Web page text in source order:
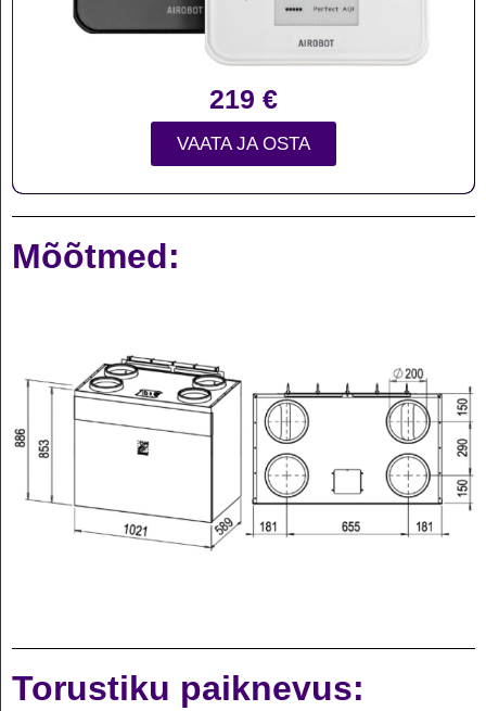
219 €
VAATA JA OSTA
Mõõtmed:
Torustiku paiknevus: